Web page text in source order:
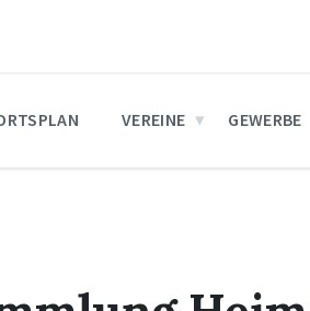
VEREINE GEWERBE